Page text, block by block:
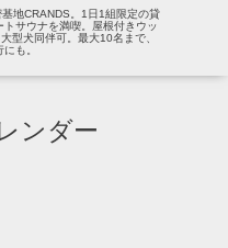
地CRANDS。1日1組限定の貸
サウナを満喫。屋根付きウッ
型犬同伴可。最大10名まで、
も。
ンダー